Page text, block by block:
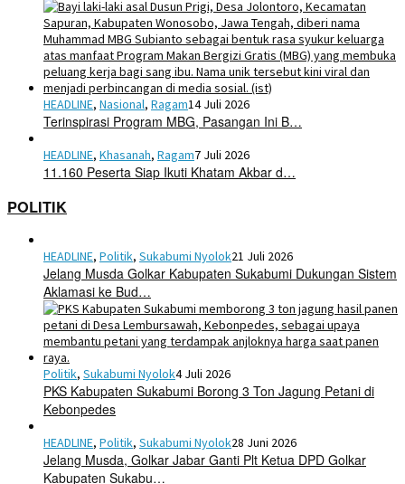
HEADLINE, Nasional, Ragam14 Juli 2026
Terinspirasi Program MBG, Pasangan Ini B…
HEADLINE, Khasanah, Ragam7 Juli 2026
11.160 Peserta Siap Ikuti Khatam Akbar d…
POLITIK
HEADLINE, Politik, Sukabumi Nyolok21 Juli 2026
Jelang Musda Golkar Kabupaten Sukabumi Dukungan Sistem
Aklamasi ke Bud…
Politik, Sukabumi Nyolok4 Juli 2026
PKS Kabupaten Sukabumi Borong 3 Ton Jagung Petani di
Kebonpedes
HEADLINE, Politik, Sukabumi Nyolok28 Juni 2026
Jelang Musda, Golkar Jabar Ganti Plt Ketua DPD Golkar
Kabupaten Sukabu…